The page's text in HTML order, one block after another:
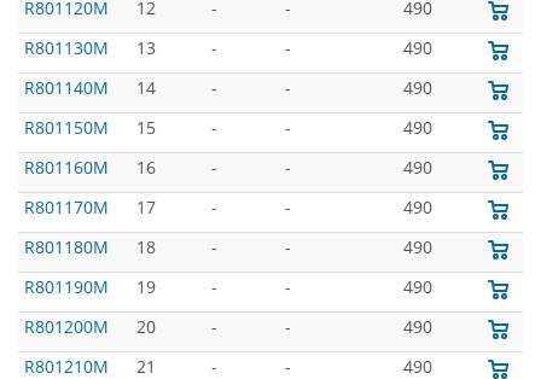
R801120M
12 - -
490
R801130M
13 - -
490
R801140M
14 - -
490
R801150M
15 - -
490
R801160M
16 - -
490
R801170M
17 - -
490
R801180M
18 - -
490
R801190M
19 - -
490
R801200M
20 - -
490
R801210M
21 - -
490